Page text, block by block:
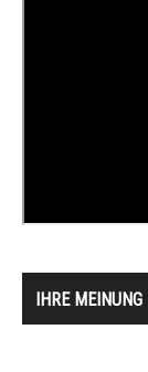
IHRE MEINUNG